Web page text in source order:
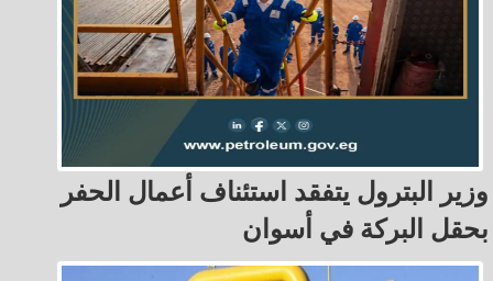
وزير البترول يتفقد استئناف أعمال الحفر
بحقل البركة في أسوان